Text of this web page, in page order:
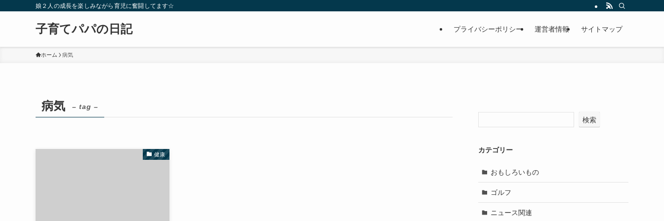
娘２人の成長を楽しみながら育児に奮闘してます☆
子育てパパの日記 プライバシーポリシー 運営者情報 サイトマップ
ホーム 病気
病気 – tag –
健康
検索
カテゴリー
おもしろいもの
ゴルフ
ニュース関連